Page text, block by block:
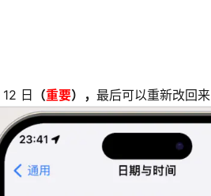
日 （重要）， 最后可以重新改回来